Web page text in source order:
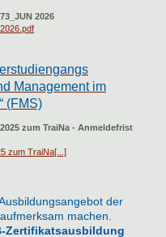
2026
Management im
(FMS)
zum TraiNa - Anmeldefrist
zum TraiNa[...]
der
machen.
Zertifikatsausbildung